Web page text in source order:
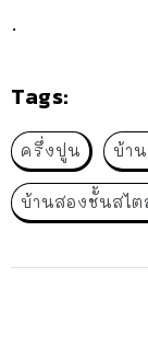
.
Tags:
ครึ่งปูน บ้า
บ้านสองชั้นสไ